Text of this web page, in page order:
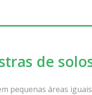
de
pequenas áreas